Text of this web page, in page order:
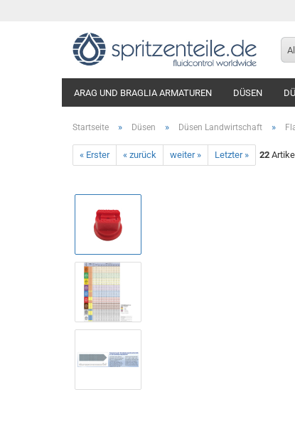
ARAG UND BRAGLIA ARMATUREN DÜSEN
Startseite » Düsen » Düsen Landwirtschaft »
« Erster « zurück weiter » Letzter » 22